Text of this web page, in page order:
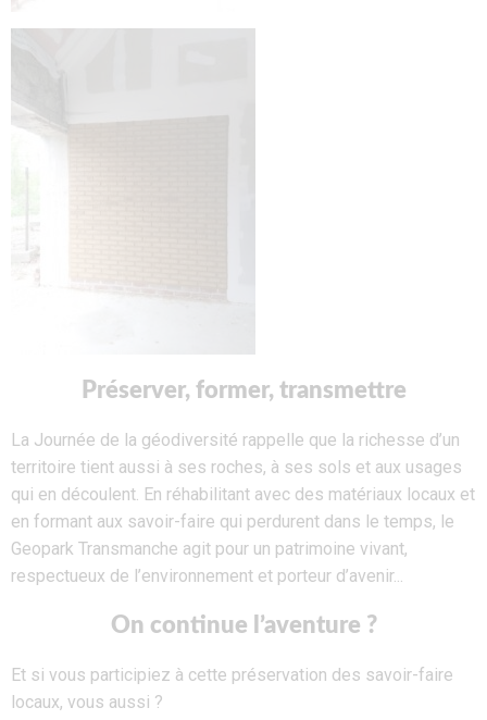
Préserver, former, transmettre
La Journée de la géodiversité rappelle que la richesse d’un
territoire tient aussi à ses roches, à ses sols et aux usages
qui en découlent. En réhabilitant avec des matériaux locaux et
en formant aux savoir-faire qui perdurent dans le temps, le
Geopark Transmanche agit pour un patrimoine vivant,
respectueux de l’environnement et porteur d’avenir...
On continue l’aventure ?
Et si vous participiez à cette préservation des savoir-faire
locaux, vous aussi ?